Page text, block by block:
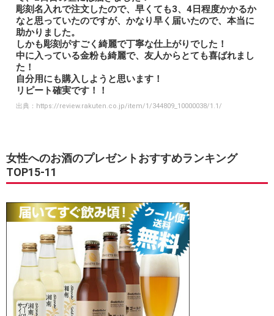
彫刻名入れで注文したので、早くても3、4日程度かかるか
なと思っていたのですが、かなり早く届いたので、本当に
助かりました。
しかも彫刻がすごく綺麗で丁寧な仕上がりでした！
中に入っている金粉も綺麗で、友人からとても喜ばれまし
た！
自分用にも購入しようと思います！
リピート確実です！！
出典： https://review.rakuten.co.jp/item/1/344809_10000038/1.1/
女性へのお酒のプレゼントおすすめランキング
TOP15-11